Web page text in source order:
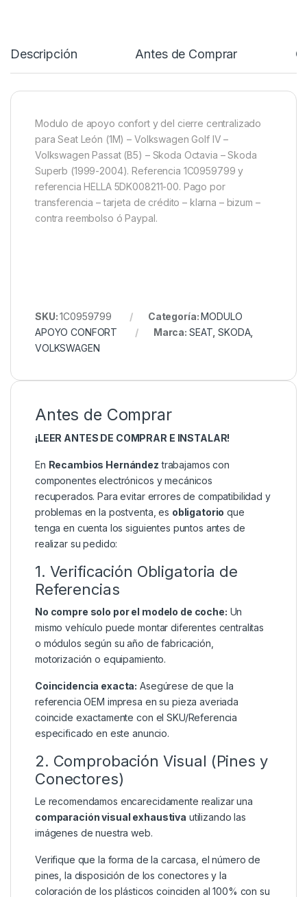
Descripción Antes de Comprar
Modulo de apoyo confort y del cierre centralizado
para Seat León (1M) – Volkswagen Golf IV –
Volkswagen Passat (B5) – Skoda Octavia – Skoda
Superb (1999-2004). Referencia 1C0959799 y
referencia HELLA 5DK008211-00. Pago por
transferencia – tarjeta de crédito – klarna – bizum –
contra reembolso ó Paypal.
SKU:1C0959799 Categoría:MODULO
APOYO CONFORT
Marca: SEAT ,SKODA,
VOLKSWAGEN
Antes de Comprar
¡LEER ANTES DE COMPRAR E INSTALAR!
En Recambios Hernández trabajamos con
componentes electrónicos y mecánicos
recuperados. Para evitar errores de compatibilidad y
problemas en la postventa, es obligatorio que
tenga en cuenta los siguientes puntos antes de
realizar su pedido:
1. Verificación Obligatoria de
Referencias
No compre solo por el modelo de coche: Un
mismo vehículo puede montar diferentes centralitas
o módulos según su año de fabricación,
motorización o equipamiento.
Coincidencia exacta: Asegúrese de que la
referencia OEM impresa en su pieza averiada
coincide exactamente con el SKU/Referencia
especificado en este anuncio.
2. Comprobación Visual (Pines y
Conectores)
Le recomendamos encarecidamente realizar una
comparación visual exhaustiva utilizando las
imágenes de nuestra web.
Verifique que la forma de la carcasa, el número de
pines, la disposición de los conectores y la
coloración de los plásticos coinciden al 100% con su